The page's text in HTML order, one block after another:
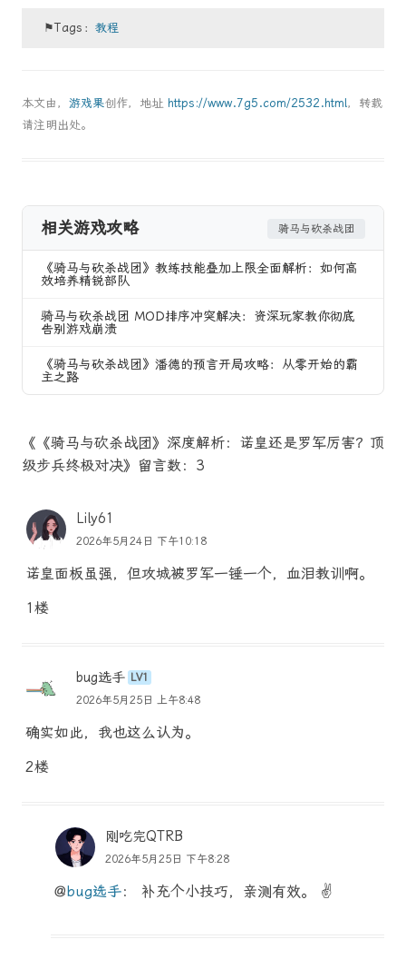
⚑Tags：教程
本文由， 游戏果创作，地址 https://www.7g5.com/2532.html，转载
请注明出处。
相关游戏攻略 骑马与砍杀战团
《骑马与砍杀战团》教练技能叠加上限全面解析：如何高
效培养精锐部队
骑马与砍杀战团 MOD排序冲突解决：资深玩家教你彻底
告别游戏崩溃
《骑马与砍杀战团》潘德的预言开局攻略：从零开始的霸
主之路
《《骑马与砍杀战团》深度解析：诺皇还是罗军厉害？顶
级步兵终极对决》留言数：3
Lily61
2026年5月24日 下午10:18
诺皇面板虽强，但攻城被罗军一锤一个，血泪教训啊。
1楼
bug选手 LV1
2026年5月25日 上午8:48
确实如此，我也这么认为。
2楼
刚吃完QTRB
2026年5月25日 下午8:28
@bug选手： 补充个小技巧，亲测有效。 ✌️